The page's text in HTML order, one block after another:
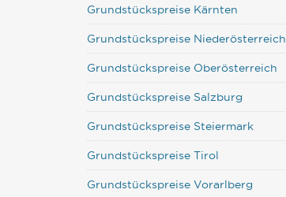
Grundstückspreise Kärnten
Grundstückspreise Niederösterreich
Grundstückspreise Oberösterreich
Grundstückspreise Salzburg
Grundstückspreise Steiermark
Grundstückspreise Tirol
Grundstückspreise Vorarlberg